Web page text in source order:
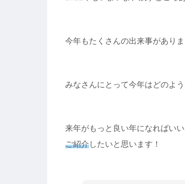
今年もたくさんの出来事があり
みなさんにとって今年はどのよ
来年がもっと良い年になればい
ご紹介したいと思います！